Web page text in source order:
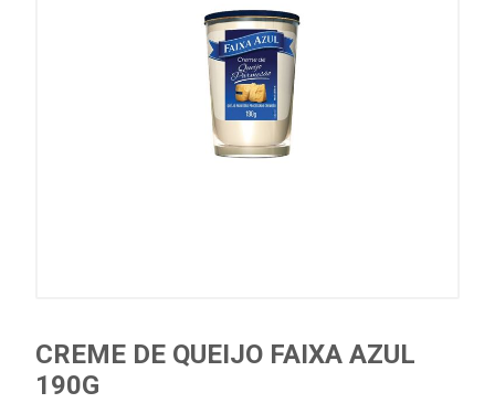
CREME DE QUEIJO FAIXA AZUL
190G